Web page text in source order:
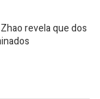
revela que dos